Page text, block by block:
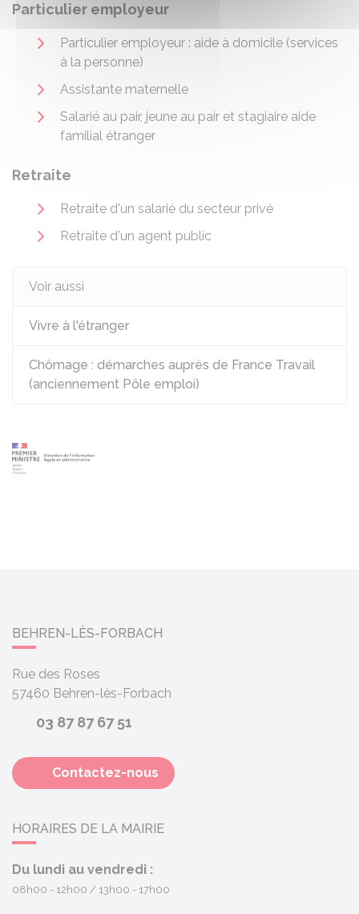
Particulier employeur
Particulier employeur : aide à domicile (services
à la personne)
Assistante maternelle
Salarié au pair, jeune au pair et stagiaire aide
familial étranger
Retraite
Retraite d'un salarié du secteur privé
Retraite d'un agent public
Voir aussi
Vivre à l'étranger
Chômage : démarches auprès de France Travail
(anciennement Pôle emploi)
BEHREN-LÈS-FORBACH
Rue des Roses
57460 Behren-lès-Forbach
03 87 87 67 51
Contactez-nous
HORAIRES DE LA MAIRIE
Du lundi au vendredi :
08h00 - 12h00 13h00 - 17h00